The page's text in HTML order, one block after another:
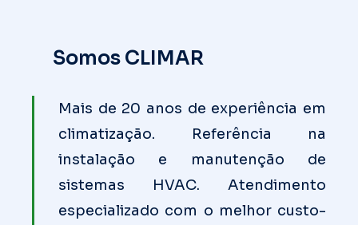
Somos CLIMAR
Mais de 20 anos de experiência em
climatização. Referência na
instalação e manutenção de
sistemas HVAC. Atendimento
especializado com o melhor custo-